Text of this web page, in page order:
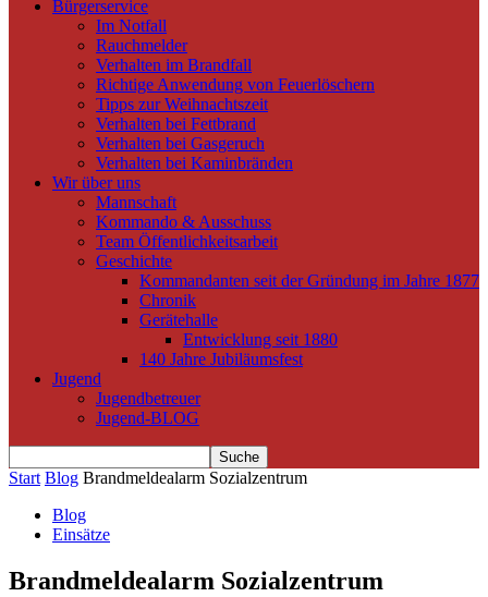
Bürgerservice
Im Notfall
Rauchmelder
Verhalten im Brandfall
Richtige Anwendung von Feuerlöschern
Tipps zur Weihnachtszeit
Verhalten bei Fettbrand
Verhalten bei Gasgeruch
Verhalten bei Kaminbränden
Wir über uns
Mannschaft
Kommando & Ausschuss
Team Öffentlichkeitsarbeit
Geschichte
Kommandanten seit der Gründung im Jahre 1877
Chronik
Gerätehalle
Entwicklung seit 1880
140 Jahre Jubiläumsfest
Jugend
Jugendbetreuer
Jugend-BLOG
Start Blog Brandmeldealarm Sozialzentrum
Blog
Einsätze
Brandmeldealarm Sozialzentrum